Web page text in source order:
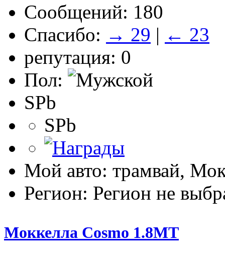
Сообщений: 180
Спасибо: → 29 | ← 23
репутация: 0
Пол:
SPb
SPb
Мой авто: трамвай,
Регион: Регион не
Моккелла Cosmo 1.8МТ